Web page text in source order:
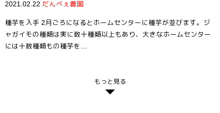
2021.02.22 だんべぇ農園
種芋を入手 2月ごろになるとホームセンターに種芋が並びます。ジ
ャガイモの種類は実に数十種類以上もあり、大きなホームセンター
には十数種類もの種芋を…
もっと見る